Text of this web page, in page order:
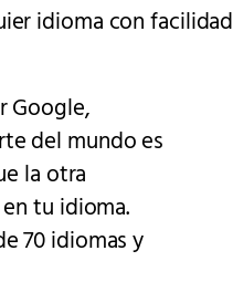
idioma con facilidad
Google,
del mundo es
la otra
tu idioma.
70 idiomas y